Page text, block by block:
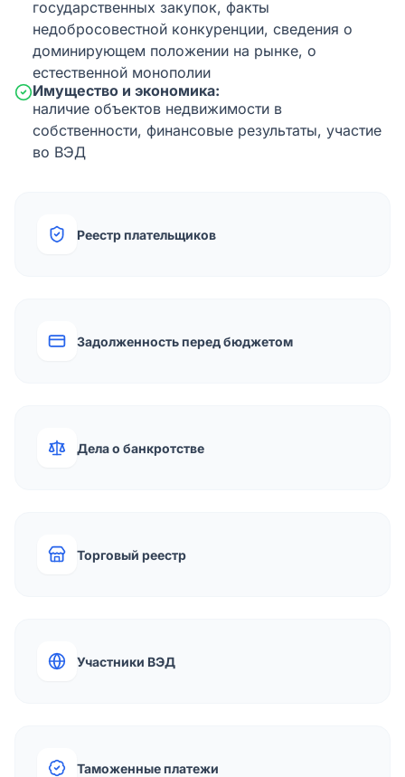
государственных закупок, факты
недобросовестной конкуренции, сведения о
доминирующем положении на рынке, о
естественной монополии
Имущество и экономика:
наличие объектов недвижимости в
собственности, финансовые результаты, участие
во ВЭД
Реестр плательщиков
Задолженность перед бюджетом
Дела о банкротстве
Торговый реестр
Участники ВЭД
Таможенные платежи